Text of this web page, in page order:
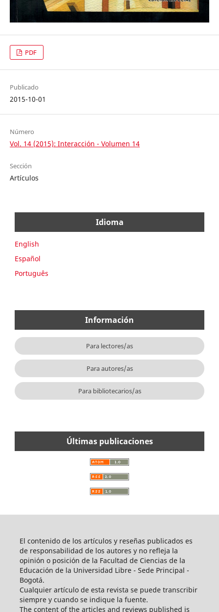
PDF
Publicado
2015-10-01
Número
Vol. 14 (2015): Interacción - Volumen 14
Sección
Artículos
Idioma
English
Español
Português
Información
Para lectores/as
Para autores/as
Para bibliotecarios/as
Últimas publicaciones
El contenido de los artículos y reseñas publicados es
de responsabilidad de los autores y no refleja la
opinión o posición de la Facultad de Ciencias de la
Educación de la Universidad Libre - Sede Principal -
Bogotá.
Cualquier artículo de esta revista se puede transcribir
siempre y cuando se indique la fuente.
The content of the articles and reviews published is